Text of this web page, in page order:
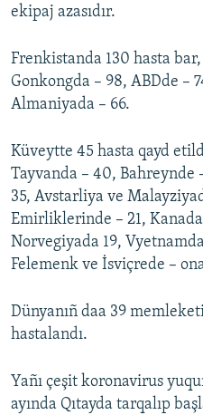
ekipaj azasıdır.
Frenkistanda 130 hasta
Gonkongda – 98, ABDde –
Almaniyada – 66.
Küveytte 45 hasta qayd
Tayvanda – 40, Bahreynde
35, Avstarliya ve
Emirliklerinde – 21,
Norvegiyada 19,
Felemenk ve İsviçrede –
Dünyanıñ daa 39
hastalandı.
Yañı çeşit koronavirus
ayında Qıtayda tarqalıp